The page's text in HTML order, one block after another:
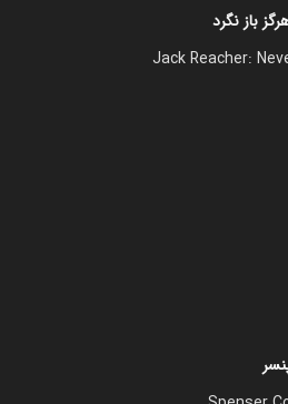
باز نگرد
Jack Reacher: